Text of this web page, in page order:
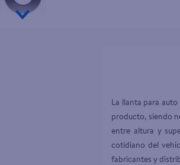
La llanta para
producto, siendo
entre altura y
cotidiano del
fabricantes y